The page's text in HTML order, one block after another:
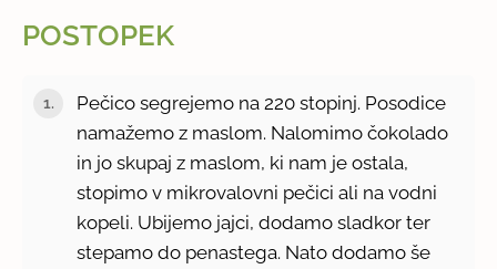
POSTOPEK
Pečico segrejemo na 220 stopinj. Posodice
namažemo z maslom. Nalomimo čokolado
in jo skupaj z maslom, ki nam je ostala,
stopimo v mikrovalovni pečici ali na vodni
kopeli. Ubijemo jajci, dodamo sladkor ter
stepamo do penastega. Nato dodamo še